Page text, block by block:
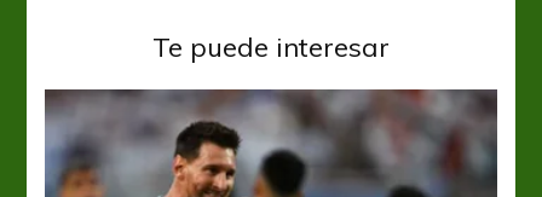
Te puede interesar